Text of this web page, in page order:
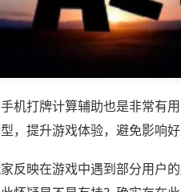
机打牌计算辅助也是非常有
，提升游戏体验，避免影响好
反映在游戏中遇到部分用户